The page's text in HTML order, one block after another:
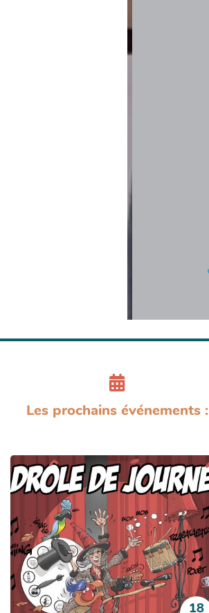
Les prochains événements :
18